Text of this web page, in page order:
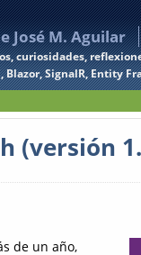
José M. Aguilar
curiosidades,
Blazor, SignalR, Entity
(versión
de un año,